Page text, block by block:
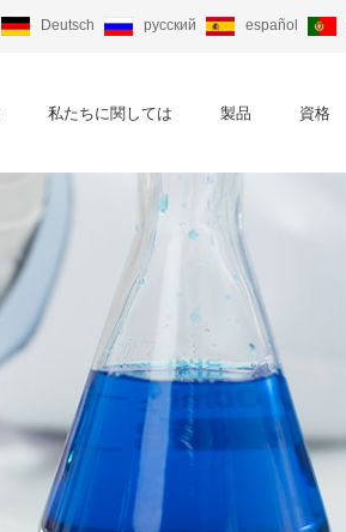
Deutsch русский español
私たちに関しては 製品 資格